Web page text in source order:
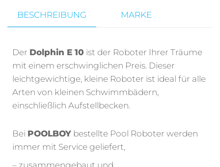
BESCHREIBUNG MARKE
Der Dolphin E 10 ist der Roboter Ihrer Träume
mit einem erschwinglichen Preis. Dieser
leichtgewichtige, kleine Roboter ist ideal für alle
Arten von kleinen Schwimmbädern,
einschließlich Aufstellbecken.
Bei POOLBOY bestellte Pool Roboter werden
immer mit Service geliefert,
– zusammengebaut und